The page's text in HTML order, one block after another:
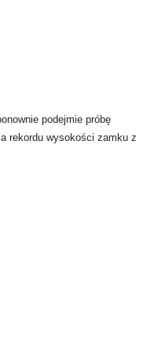
podejmie próbę
rekordu wysokości zamku z